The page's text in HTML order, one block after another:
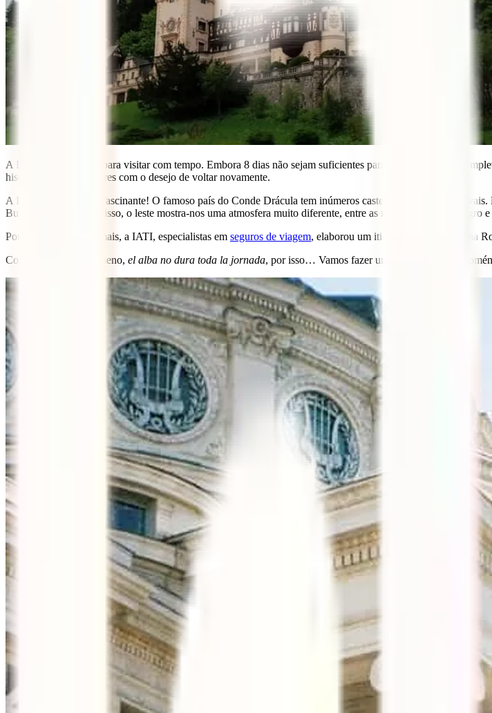
A Roménia é um país para visitar com tempo. Embora 8 dias não sejam suficientes para fazer uma visita
história e cultura e ficares com o desejo de voltar novamente.
A Roménia é um país fascinante! O famoso país do Conde Drácula tem inúmeros castelos e cidades
Bucovina. Para além disso, o leste mostra-nos uma atmosfera muito diferente, entre as margens do Mar Negro e
Por tudo isto e muito mais, a IATI, especialistas em seguros de viagem, elaborou um itinerário de oito dias na
Como diz o ditado romeno, el alba no dura toda la jornada, por isso… Vamos fazer uma digressão pela